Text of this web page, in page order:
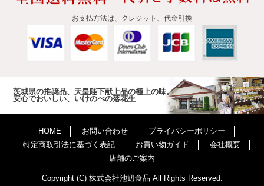
お支払方法は、クレジット、代金引換
茨城県の推奨品、天皇陛下献上品の極上の味。
安心でおいしい、いけのべの落花生
HOME お問い合わせ
プライバシーポリシー
特定商取引法に基づく表記
お買い物ガイド
会社概要
店舗のご案内
Copyright (C) 株式会社池辺食品 All Rights Reserved.